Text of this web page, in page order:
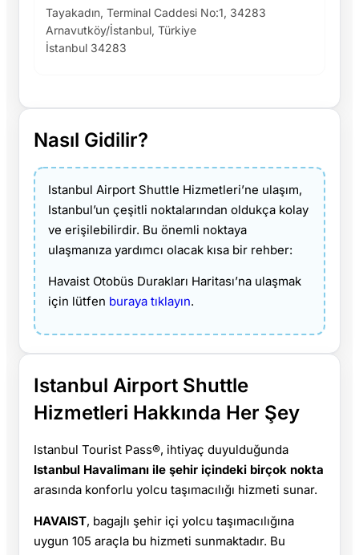
Tayakadın, Terminal Caddesi No:1, 34283
Arnavutköy/İstanbul, Türkiye
İstanbul 34283
Nasıl Gidilir?
Istanbul Airport Shuttle Hizmetleri’ne ulaşım,
Istanbul’un çeşitli noktalarından oldukça kolay
ve erişilebilirdir. Bu önemli noktaya
ulaşmanıza yardımcı olacak kısa bir rehber:
Havaist Otobüs Durakları Haritası’na ulaşmak
için lütfen buraya tıklayın.
Istanbul Airport Shuttle
Hizmetleri Hakkında Her Şey
Istanbul Tourist Pass®, ihtiyaç duyulduğunda
Istanbul Havalimanı ile şehir içindeki birçok nokta
arasında konforlu yolcu taşımacılığı hizmeti sunar.
HAVAIST, bagajlı şehir içi yolcu taşımacılığına
uygun 105 araçla bu hizmeti sunmaktadır. Bu